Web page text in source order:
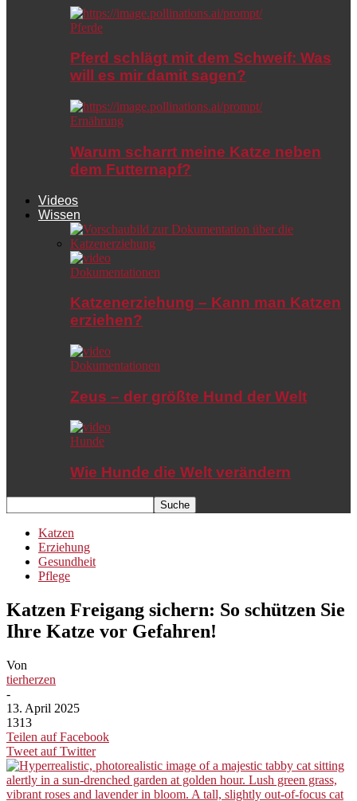
Pferde
Pferd schlägt mit dem Schweif: Was
will es mir damit sagen?
Ernährung
Warum scharrt meine Katze neben
dem Futternapf?
Videos
Wissen
Dokumentationen
Katzenerziehung – Kann man Katzen
erziehen?
Dokumentationen
Zeus – der größte Hund der Welt
Hunde
Wie Hunde die Welt verändern
Katzen
Erziehung
Gesundheit
Pflege
Katzen Freigang sichern: So schützen Sie
Ihre Katze vor Gefahren!
Von
tierherzen
-
13. April 2025
1313
Teilen auf Facebook
Tweet auf Twitter